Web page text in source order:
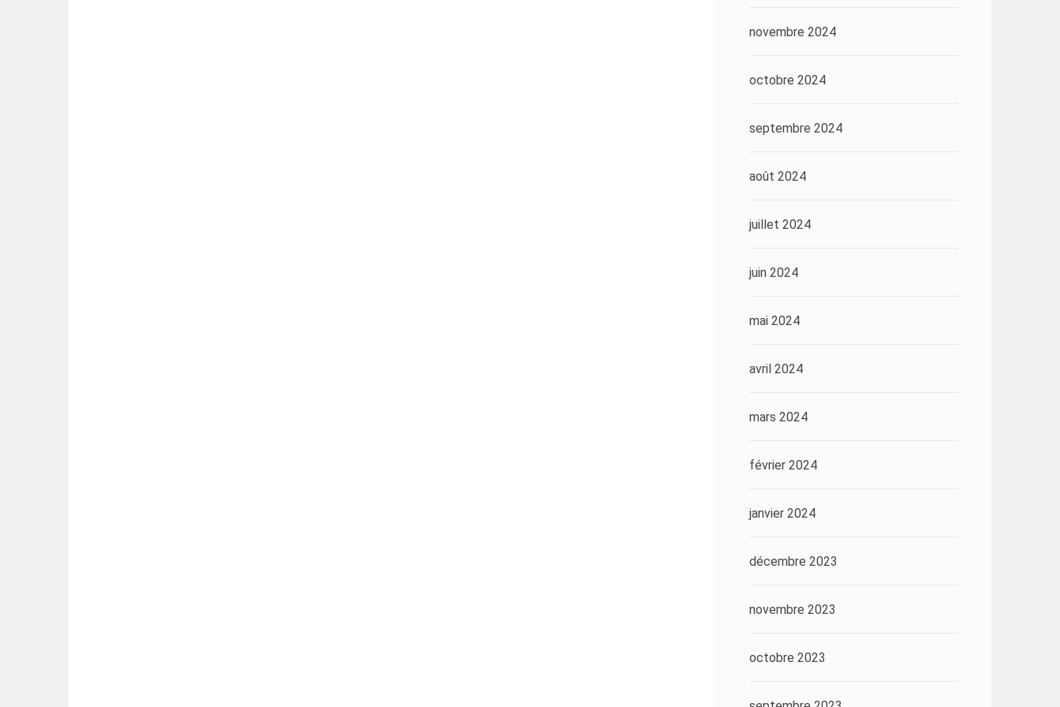
novembre 2024
octobre 2024
septembre 2024
août 2024
juillet 2024
juin 2024
mai 2024
avril 2024
mars 2024
février 2024
janvier 2024
décembre 2023
novembre 2023
octobre 2023